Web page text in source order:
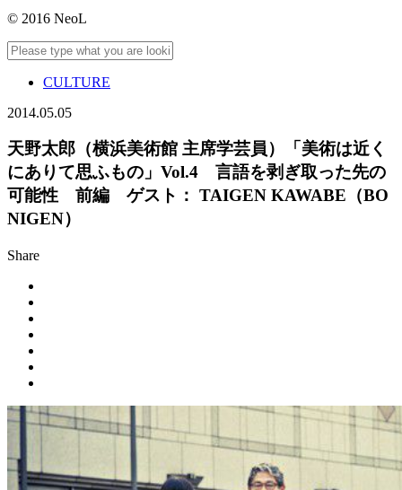
© 2016 NeoL
CULTURE
2014.05.05
天野太郎（横浜美術館 主席学芸員）「美術は近く
にありて思ふもの」Vol.4 言語を剥ぎ取った先の
可能性 前編 ゲスト： TAIGEN KAWABE（BO
NIGEN）
Share